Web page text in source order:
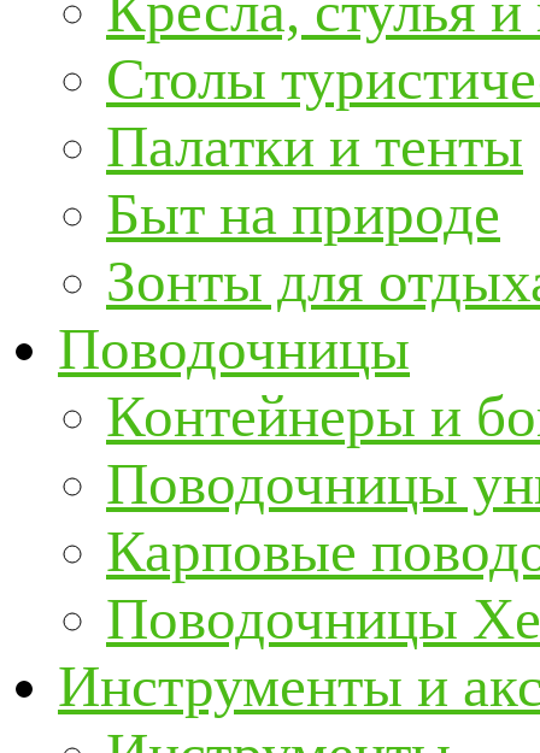
Столы
Палатки и тенты
Быт на природе
Зонты для
Поводочницы
Контейнеры и
Поводочницы
Карповые
Поводочницы
Инструменты и